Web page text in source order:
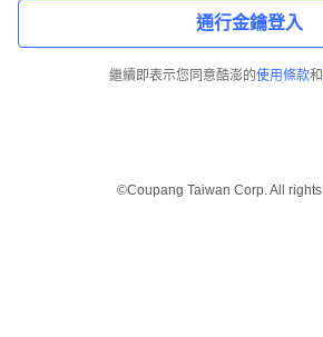
通行金鑰登入
繼續即表示您同意酷澎的使用條款和
©Coupang Taiwan Corp. All